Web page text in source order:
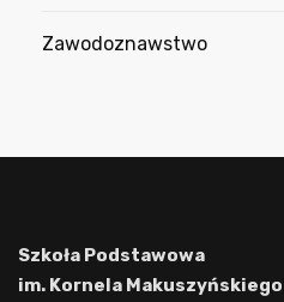
Zawodoznawstwo
Szkoła Podstawowa
im. Kornela Makuszyńskiego